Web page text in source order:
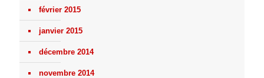
février 2015
janvier 2015
décembre 2014
novembre 2014